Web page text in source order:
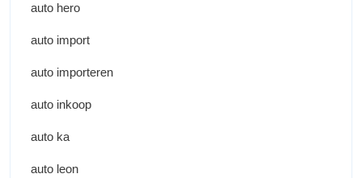
auto hero
auto import
auto importeren
auto inkoop
auto ka
auto leon